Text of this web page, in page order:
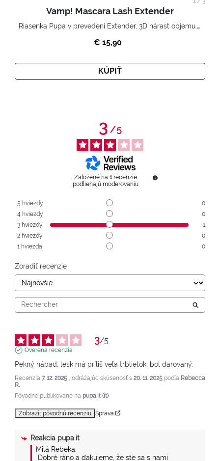
Vamp! Mascara Lash Extender
Riasenka Pupa v prevedení Extender. 3D nárast objemu. Nekonečne zhutnené a nadvihnuté riasy.
€ 15,90
KÚPIŤ
3/5
Založené na 1 recenzie
podliehajú moderovaniu
5 hviezdy
0
4 hviezdy
0
3 hviezdy
1
2 hviezdy
0
1 hviezda 0
Zoradiť recenzie
3/5
Overená recenzia
Pekný nápad, lesk má príliš veľa trblietok, bol darovaný.
Recenzia 7. 12. 2025 , odrážajúc skúsenosť s 20. 11. 2025 podľa Rebecca
R.
Pôvodne publikované na pupa.it (it)
Zobraziť pôvodnú recenziu Správa
Reakcia pupa.it
Milá Rebeka,